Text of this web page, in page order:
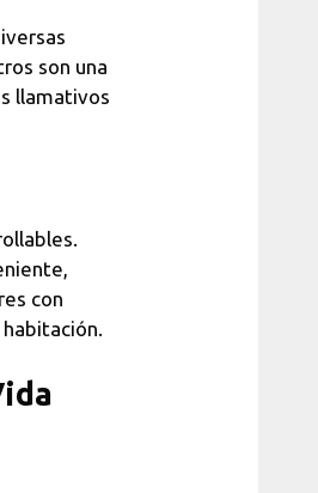
son una
llamativos
con